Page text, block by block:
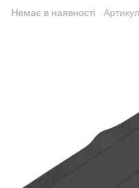
Немає в наявності